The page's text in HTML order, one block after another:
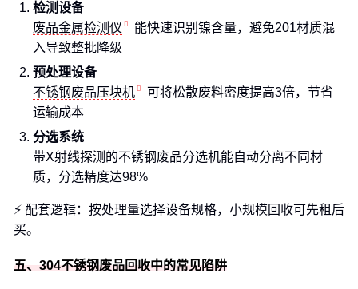
检测设备
废品金属检测仪
能快速识别镍含量，避免201材质混
入导致整批降级
预处理设备
不锈钢废品压块机
可将松散废料密度提高3倍，节省
运输成本
分选系统
带X射线探测的不锈钢废品分选机能自动分离不同材
质，分选精度达98%
⚡ 配套逻辑：按处理量选择设备规格，小规模回收可先租后
买。
五、304不锈钢废品回收中的常见陷阱